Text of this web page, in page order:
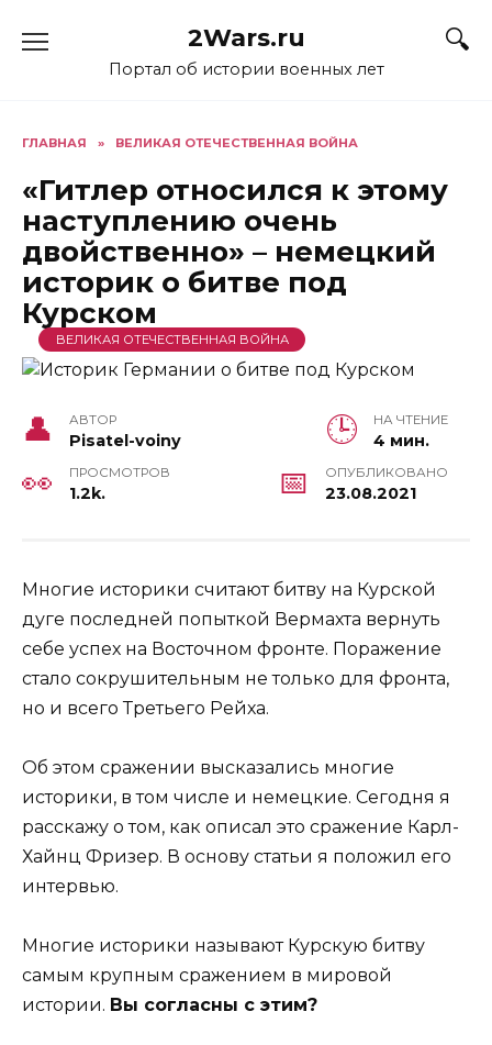
содержанию
2Wars.ru
Портал об истории военных лет
ГЛАВНАЯ » ВЕЛИКАЯ ОТЕЧЕСТВЕННАЯ ВОЙНА
«Гитлер относился к этому
наступлению очень
двойственно» – немецкий
историк о битве под
Курском
ВЕЛИКАЯ ОТЕЧЕСТВЕННАЯ ВОЙНА
АВТОР
Pisatel-voiny
НА ЧТЕНИЕ
4 мин.
ПРОСМОТРОВ
1.2k.
ОПУБЛИКОВАНО
23.08.2021
Многие историки считают битву на Курской
дуге последней попыткой Вермахта вернуть
себе успех на Восточном фронте. Поражение
стало сокрушительным не только для фронта,
но и всего Третьего Рейха.
Об этом сражении высказались многие
историки, в том числе и немецкие. Сегодня я
расскажу о том, как описал это сражение Карл-
Хайнц Фризер. В основу статьи я положил его
интервью.
Многие историки называют Курскую битву
самым крупным сражением в мировой
истории. Вы согласны с этим?